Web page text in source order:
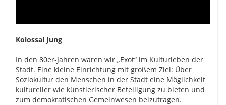
Kolossal Jung
In den 80er-Jahren waren wir „Exot“ im Kulturleben der
Stadt. Eine kleine Einrichtung mit großem Ziel: Über
Soziokultur den Menschen in der Stadt eine Möglichkeit
kultureller wie künstlerischer Beteiligung zu bieten und
zum demokratischen Gemeinwesen beizutragen.